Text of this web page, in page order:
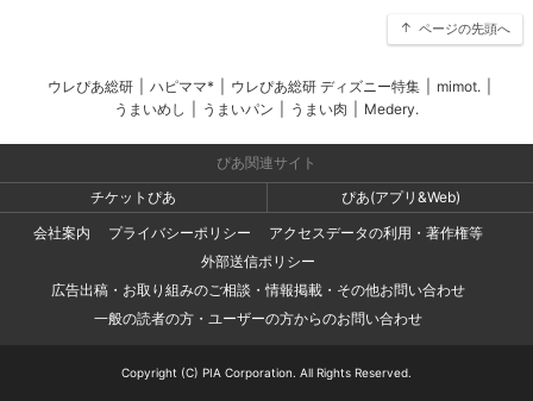
ページの先頭へ
ウレぴあ総研 ハピママ* ウレぴあ総研 ディズニー特集 mimot.
うまいめし
うまいパン うまい肉 Medery.
ぴあ関連サイト
チケットぴあ
ぴあ(アプリ&Web)
会社案内
プライバシーポリシー
アクセスデータの利用・著作権等
外部送信ポリシー
広告出稿・お取り組みのご相談・情報掲載・その他お問い合わせ
一般の読者の方・ユーザーの方からのお問い合わせ
Copyright (C) PIA Corporation. All Rights Reserved.